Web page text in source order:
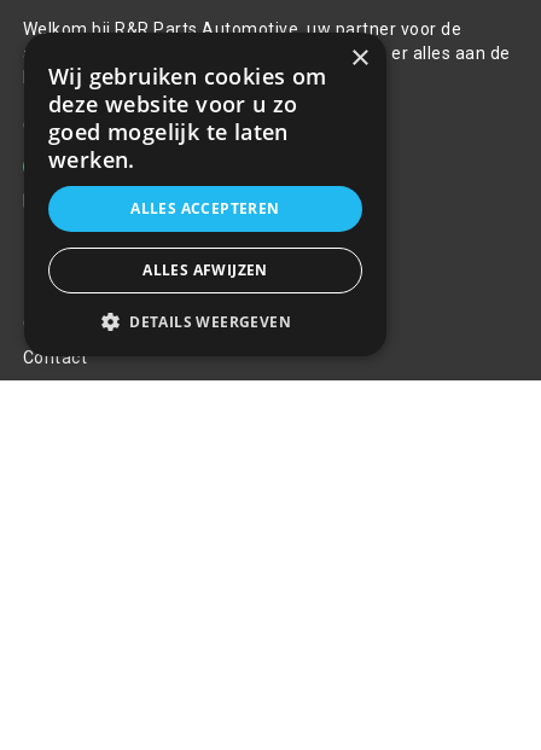
Welkom bij R&R Parts Automotive, uw partner voor de
aanschaf van alle auto accessoires. Wij doen er alles aan de
beste selectie, service & prijs te bieden.
Contact
+31(0)85 486 83 17
info@rrparts.nl
Klantenservice
Over ons
Contact
×
Wij gebruiken cookies om
deze website voor u zo
goed mogelijk te laten
werken.
ALLES ACCEPTEREN
ALLES AFWIJZEN
DETAILS WEERGEVEN